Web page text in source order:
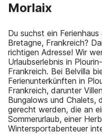
Morlaix
Du suchst ein
Bretagne, Frankreich?
richtigen Adresse! Wir
Urlaubserlebnis in
Frankreich. Bei Belvilla
Ferienunterkünften in
Frankreich, darunter
Bungalows und Chalets,
gerecht werden, die an
Sommerurlaub, einer
Wintersportabenteuer